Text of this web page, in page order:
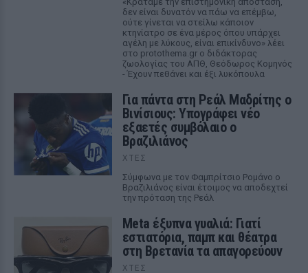
δεν είναι δυνατόν να πάω να επέμβω,
ούτε γίνεται να στείλω κάποιον
κτηνίατρο σε ένα μέρος όπου υπάρχει
αγέλη με λύκους, είναι επικίνδυνο» λέει
στο protothema.gr ο διδάκτορας
ζωολογίας του ΑΠΘ, Θεόδωρος Κομηνός
- Έχουν πεθάνει και έξι λυκόπουλα
Για πάντα στη Ρεάλ Μαδρίτης ο
Βινίσιους: Υπογράφει νέο
εξαετές συμβόλαιο ο
Βραζιλιάνος
ΧΤΕΣ
Σύμφωνα με τον Φαμπρίτσιο Ρομάνο ο
Βραζιλιάνος είναι έτοιμος να αποδεχτεί
την πρόταση της Ρεάλ
Meta έξυπνα γυαλιά: Γιατί
εστιατόρια, παμπ και θέατρα
στη Βρετανία τα απαγορεύουν
ΧΤΕΣ